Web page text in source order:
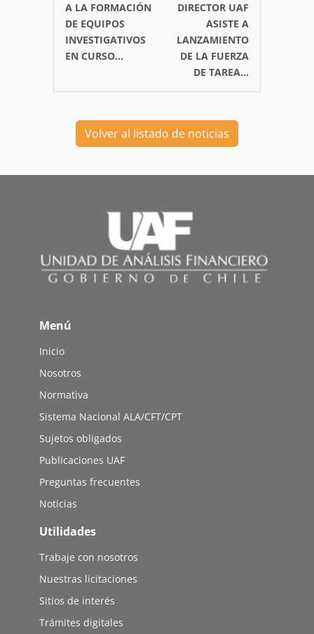
A LA FORMACIÓN
DE EQUIPOS
INVESTIGATIVOS
EN CURSO...
DIRECTOR UAF
ASISTE A
LANZAMIENTO
DE LA FUERZA
DE TAREA...
Volver al listado de noticias
Menú
Inicio
Nosotros
Normativa
Sistema Nacional ALA/CFT/CPT
Sujetos obligados
Publicaciones UAF
Preguntas frecuentes
Noticias
Utilidades
Trabaje con nosotros
Nuestras licitaciones
Sitios de interés
Trámites digitales